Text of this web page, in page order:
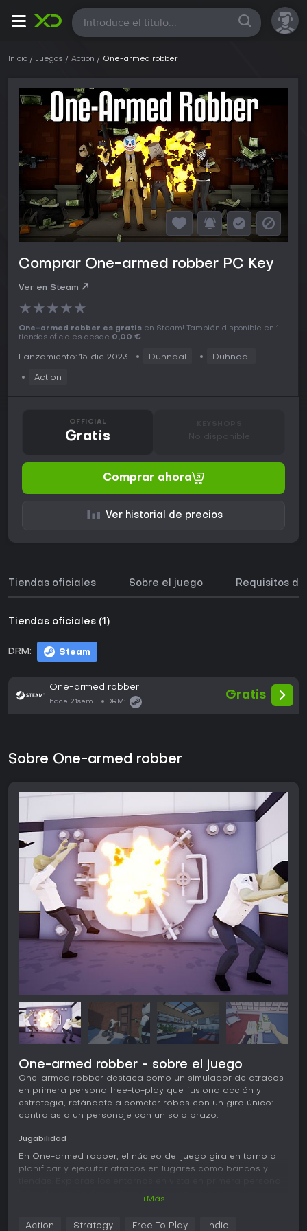
Todas
Inicio Juegos Action One-armed robber
Comprar One-armed robber PC Key
Ver en Steam
★★★★★
One-armed robber es gratis en Steam! También disponible en 1
tiendas oficiales desde 0,00 €.
Lanzamiento: 15 dic 2023 Duhndal Duhndal
Action
OFFICIAL
Gratis No disponible
Comprar ahora
Ver historial de precios
Tiendas oficiales Sobre el juego Requisitos
Tiendas oficiales (1)
DRM: Steam
One-armed robber
hace 21sem DRM:
Gratis
Sobre One-armed robber
One-armed robber - sobre el juego
One-armed robber destaca como un simulador de atracos
en primera persona free-to-play que fusiona acción y
estrategia, retándote a cometer robos con un giro único:
controlas a un personaje con un solo brazo.
Jugabilidad
En One-armed robber, el núcleo del juego gira en torno a
planificar y ejecutar atracos en lugares como bancos y
+Más
Action Strategy Free To Play Indie